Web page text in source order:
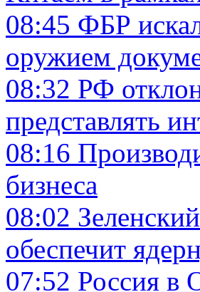
08:45 ФБР
оружием
08:32 РФ
представлять
08:16
бизнеса
08:02
обеспечит
07:52 Россия в